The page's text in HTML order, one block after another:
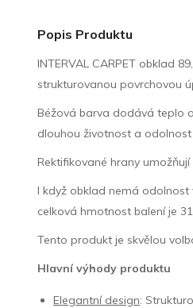
Popis Produktu
INTERVAL CARPET obklad
strukturovanou povrchovou
Béžová barva dodává teplo
dlouhou životnost a
Rektifikované hrany
I když obklad nemá odolnost
celková hmotnost balení je
Tento produkt je skvělou
Hlavní výhody produktu
Elegantní design: